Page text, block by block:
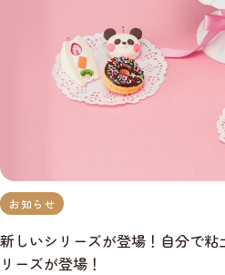
お知らせ
新しいシリーズが登場！自分で
リーズが登場！